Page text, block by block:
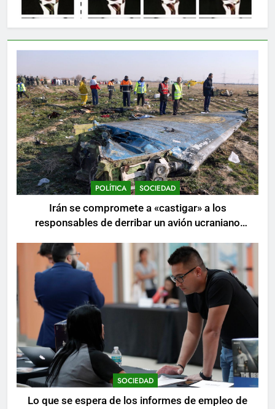
POLÍTICA SOCIEDAD
Irán se compromete a «castigar» a los
responsables de derribar un avión ucraniano
SOCIEDAD
Lo que se espera de los informes de empleo de